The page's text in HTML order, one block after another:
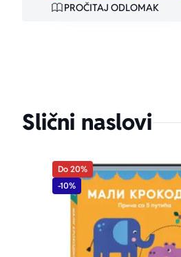
PROČITAJ ODLOMAK
Slični naslovi
Do 20%
-10%